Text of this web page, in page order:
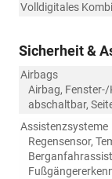
Volldigitales
Sicherheit &
Airbags
Airbag,
abschaltbar,
Assistenzsysteme
Regensensor,